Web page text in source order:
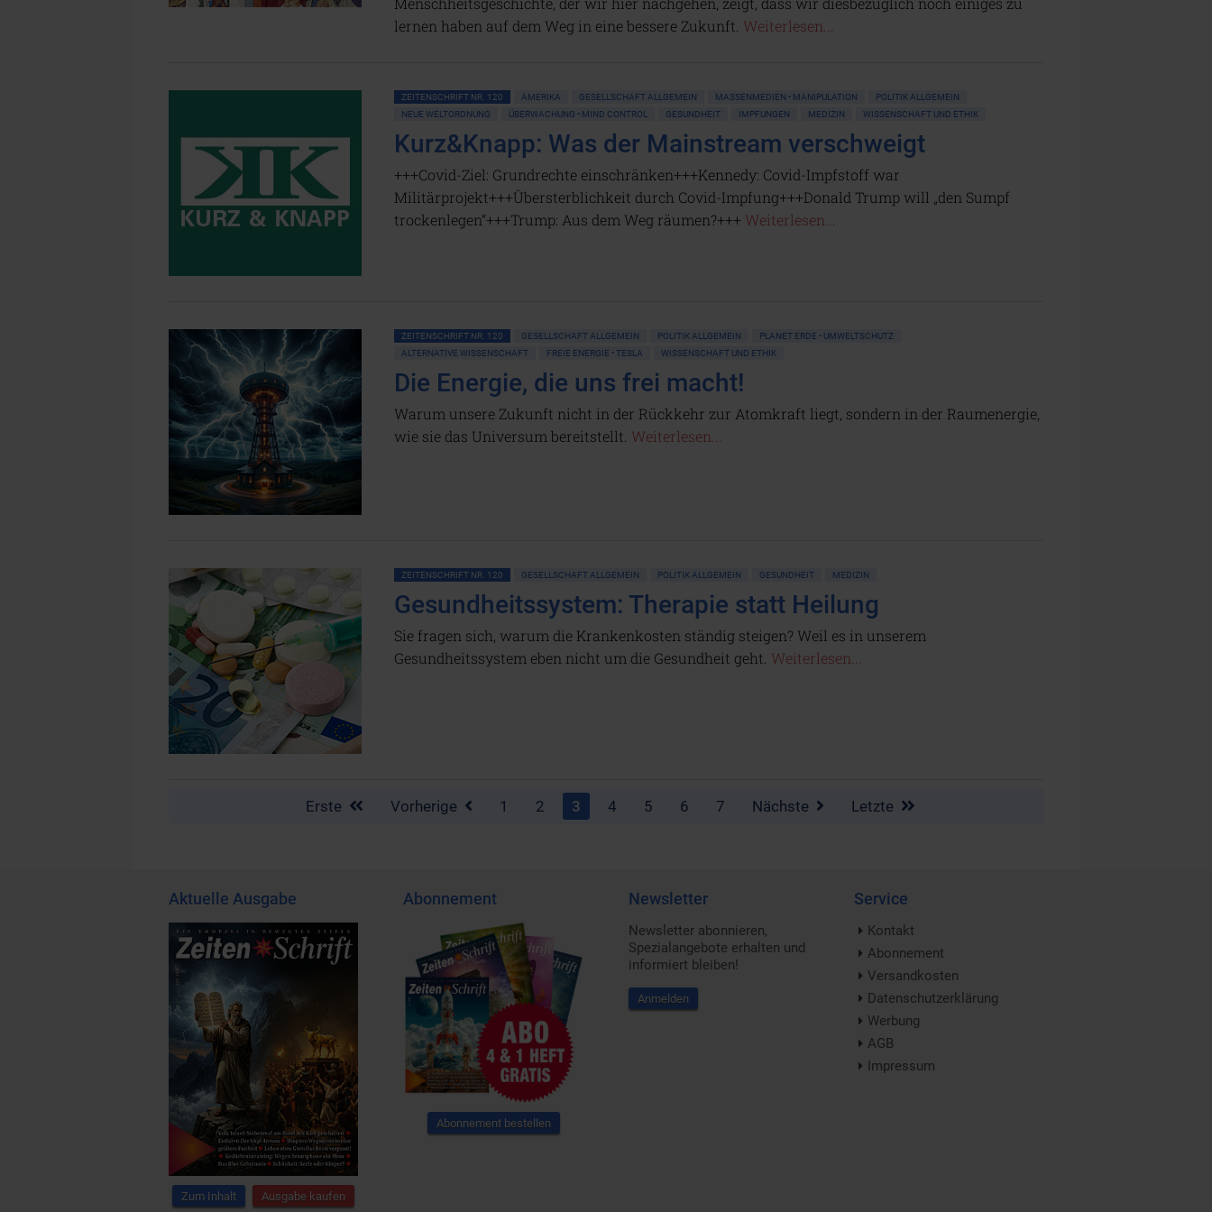
lernen haben auf dem Weg in eine bessere Zukunft. Weiterlesen...
ZEITENSCHRIFT NR. 120 AMERIKA GESELLSCHAFT ALLGEMEIN MASSENMEDIEN • MANIPULATION
POLITIK ALLGEMEIN
NEUE WELTORDNUNG
ÜBERWACHUNG • MIND CONTROL GESUNDHEIT IMPFUNGEN MEDIZIN WISSENSCHAFT UND ETHIK
Kurz&Knapp: Was der Mainstream verschweigt
+++Covid-Ziel: Grundrechte einschränken+++Kennedy: Covid-Impfstoff war
Militärprojekt+++Übersterblichkeit durch Covid-Impfung+++Donald Trump will „den Sumpf
trockenlegen“+++Trump: Aus dem Weg räumen?+++ Weiterlesen...
ZEITENSCHRIFT NR. 120 GESELLSCHAFT ALLGEMEIN POLITIK ALLGEMEIN
PLANET ERDE • UMWELTSCHUTZ
ALTERNATIVE WISSENSCHAFT
FREIE ENERGIE • TESLA WISSENSCHAFT UND ETHIK
Die Energie, die uns frei macht!
Warum unsere Zukunft nicht in der Rückkehr zur Atomkraft liegt, sondern in der Raumenergie,
wie sie das Universum bereitstellt. Weiterlesen...
ZEITENSCHRIFT NR. 120 GESELLSCHAFT ALLGEMEIN POLITIK ALLGEMEIN GESUNDHEIT MEDIZIN
Gesundheitssystem: Therapie statt Heilung
Sie fragen sich, warum die Krankenkosten ständig steigen? Weil es in unserem
Gesundheitssystem eben nicht um die Gesundheit geht. Weiterlesen...
Erste Vorherige 1 2 3 4 5 6 7 Nächste Letzte
Aktuelle Ausgabe
Zum Inhalt Ausgabe kaufen
Abonnement
Abonnement bestellen
Newsletter
Newsletter abonnieren,
Spezialangebote erhalten und
informiert bleiben!
Anmelden
Service
Kontakt
Abonnement
Versandkosten
Datenschutzerklärung
Werbung
AGB
Impressum